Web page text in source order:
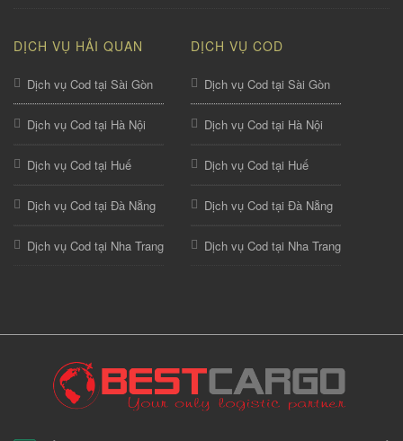
DỊCH VỤ HẢI QUAN
Dịch vụ Cod tại Sài Gòn
Dịch vụ Cod tại Hà Nội
Dịch vụ Cod tại Huế
Dịch vụ Cod tại Đà Nẵng
Dịch vụ Cod tại Nha Trang
DỊCH VỤ COD
Dịch vụ Cod tại Sài Gòn
Dịch vụ Cod tại Hà Nội
Dịch vụ Cod tại Huế
Dịch vụ Cod tại Đà Nẵng
Dịch vụ Cod tại Nha Trang